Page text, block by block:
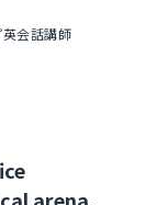
会話講師
arena.